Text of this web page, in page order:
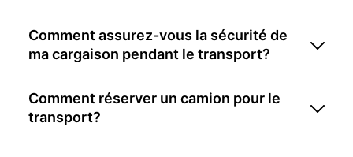
Comment assurez-vous la sécurité de
ma cargaison pendant le transport?
Comment réserver un camion pour le
transport?